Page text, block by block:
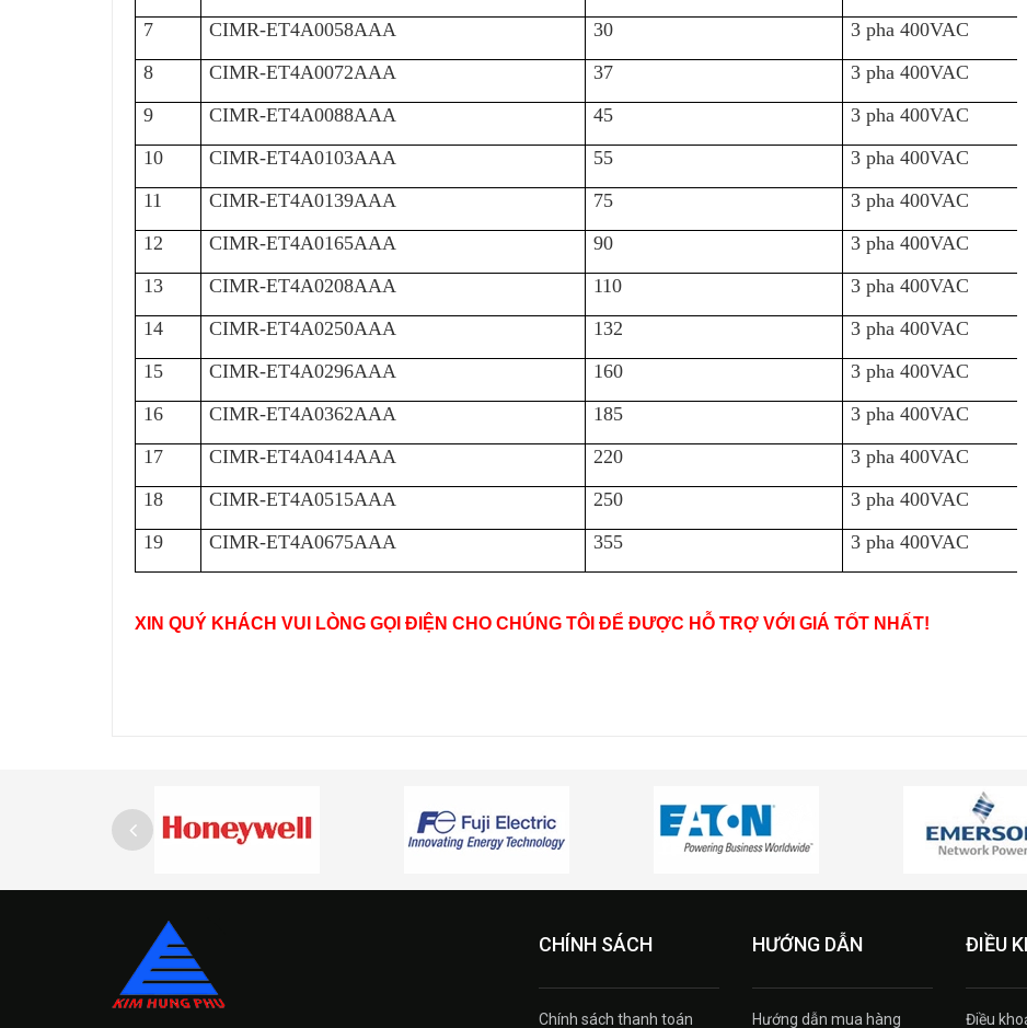
7
CIMR-ET4A0058AAA 30
3 pha 400VAC
8
CIMR-ET4A0072AAA 37
3 pha 400VAC
9
CIMR-ET4A0088AAA 45
3 pha 400VAC
10
CIMR-ET4A0103AAA 55
3 pha 400VAC
11
CIMR-ET4A0139AAA 75
3 pha 400VAC
12
CIMR-ET4A0165AAA 90
3 pha 400VAC
13
CIMR-ET4A0208AAA 110
3 pha 400VAC
14
CIMR-ET4A0250AAA 132
3 pha 400VAC
15
CIMR-ET4A0296AAA 160
3 pha 400VAC
16
CIMR-ET4A0362AAA 185
3 pha 400VAC
17
CIMR-ET4A0414AAA 220
3 pha 400VAC
18
CIMR-ET4A0515AAA 250
3 pha 400VAC
19
CIMR-ET4A0675AAA 355 3 pha 400VAC
XIN QUÝ KHÁCH VUI LÒNG GỌI ĐIỆN CHO CHÚNG TÔI ĐỂ ĐƯỢC HỖ TRỢ VỚI GIÁ TỐT NHẤT!
CHÍNH SÁCH
Chính sách thanh toán
HƯỚNG DẪN
Hướng dẫn mua hàng
ĐIỀU
Điều